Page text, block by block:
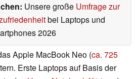
Unsere große Umfrage zur
bei Laptops und
2026
Apple MacBook Neo (ca. 725
Erste Laptops auf Basis der